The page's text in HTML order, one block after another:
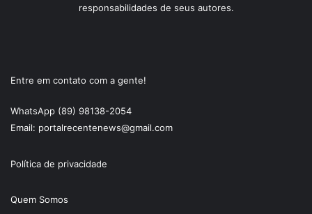
responsabilidades de seus autores.
Entre em contato com a gente!
WhatsApp (89) 98138-2054
Email: portalrecentenews@gmail.com
Política de privacidade
Quem Somos